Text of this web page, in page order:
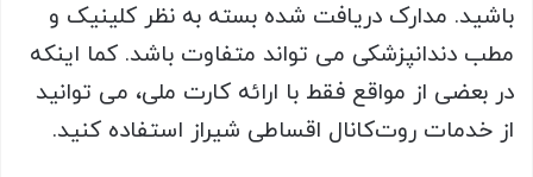
باشید. مدارک دریافت شده بسته به نظر کلینیک و
مطب دندانپزشکی می تواند متفاوت باشد. کما اینکه
در بعضی از مواقع فقط با ارائه کارت ملی، می توانید
از خدمات روت‌کانال اقساطی شیراز استفاده کنید.